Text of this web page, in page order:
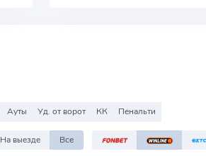
Ауты Уд. от ворот КК Пенальти
На выезде Все